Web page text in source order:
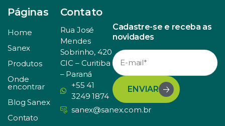
Páginas
Home
Sanex
Produtos
Onde
encontrar
Blog Sanex
Contato
Contato
Rua José
Mendes
Sobrinho, 420
CIC – Curitiba
– Paraná
+55 41
3249 1874
sanex@sanex.com.br
Cadastre-se e receba as
novidades
ENVIAR